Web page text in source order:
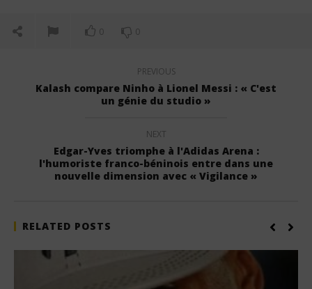
0 0
PREVIOUS
Kalash compare Ninho à Lionel Messi : « C'est
un génie du studio »
NEXT
Edgar-Yves triomphe à l'Adidas Arena :
l'humoriste franco-béninois entre dans une
nouvelle dimension avec « Vigilance »
RELATED POSTS